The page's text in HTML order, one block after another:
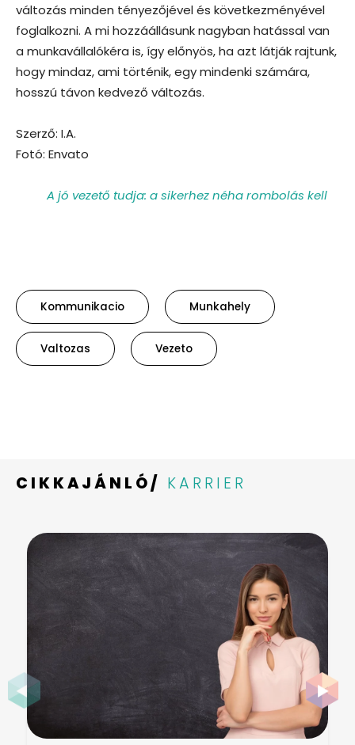
változás minden tényezőjével és következményével
foglalkozni. A mi hozzáállásunk nagyban hatással van
a munkavállalókéra is, így előnyös, ha azt látják rajtunk,
hogy mindaz, ami történik, egy mindenki számára,
hosszú távon kedvező változás.
Szerző: I.A.
Fotó: Envato
A jó vezető tudja: a sikerhez néha rombolás kell
Kommunikacio Munkahely
Valtozas Vezeto
CIKKAJÁNLÓ/ KARRIER